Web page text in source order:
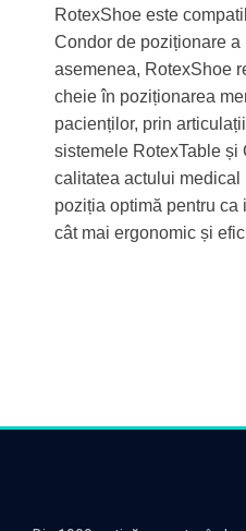
RotexShoe este
Condor de poziționare
asemenea, RotexShoe
cheie în poziționarea
pacienților, prin
sistemele RotexTable și
calitatea actului
poziția optimă pentru ca
cât mai ergonomic și